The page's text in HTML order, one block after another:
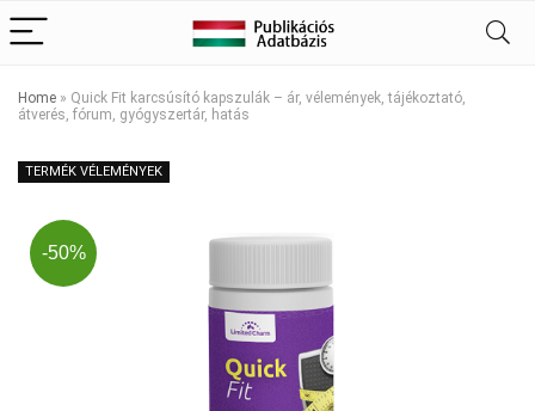
Home » Quick Fit karcsúsító kapszulák – ár, vélemények, tájékoztató,
átverés, fórum, gyógyszertár, hatás
TERMÉK VÉLEMÉNYEK
-50%